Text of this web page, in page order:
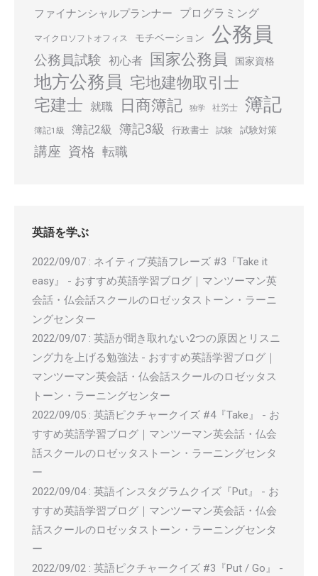
ファイナンシャルプランナー プログラミング
マイクロソフトオフィス モチベーション 公務員
公務員試験 初心者 国家公務員 国家資格
地方公務員 宅地建物取引士
宅建士 就職 日商簿記 独学 社労士 簿記
簿記1級 簿記2級 簿記3級 行政書士 試験 試験対策
講座 資格 転職
英語を学ぶ
2022/09/07 : ネイティブ英語フレーズ #3『Take it
easy』 - おすすめ英語学習ブログ｜マンツーマン英
会話・仏会話スクールのロゼッタストーン・ラーニ
ングセンター
2022/09/07 : 英語が聞き取れない2つの原因とリスニ
ング力を上げる勉強法 - おすすめ英語学習ブログ｜
マンツーマン英会話・仏会話スクールのロゼッタス
トーン・ラーニングセンター
2022/09/05 : 英語ピクチャークイズ #4『Take』 - お
すすめ英語学習ブログ｜マンツーマン英会話・仏会
話スクールのロゼッタストーン・ラーニングセンタ
ー
2022/09/04: 英語インスタグラムクイズ『Put』 - お
すすめ英語学習ブログ｜マンツーマン英会話・仏会
話スクールのロゼッタストーン・ラーニングセンタ
ー
2022/09/02 : 英語ピクチャークイズ #3『Put / Go』 -